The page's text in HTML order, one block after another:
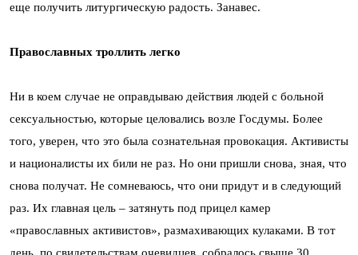
еще получить литургическую радость. Занавес.
Православных троллить легко
Ни в коем случае не оправдываю действия людей с больной
сексуальностью, которые целовались возле Госдумы. Более
того, уверен, что это была сознательная провокация. Активисты
и националисты их били не раз. Но они пришли снова, зная, что
снова получат. Не сомневаюсь, что они придут и в следующий
раз. Их главная цель – затянуть под прицел камер
«православных активистов», размахивающих кулаками. В тот